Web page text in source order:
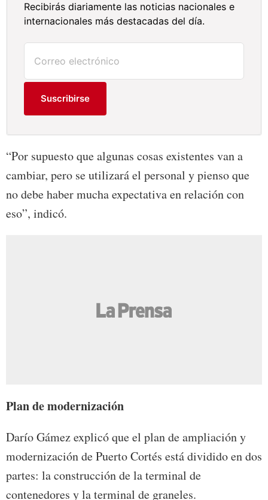
Recibirás diariamente las noticias nacionales e
internacionales más destacadas del día.
Suscribirse
“Por supuesto que algunas cosas existentes van a
cambiar, pero se utilizará el personal y pienso que
no debe haber mucha expectativa en relación con
eso”, indicó.
Plan de modernización
Darío Gámez explicó que el plan de ampliación y
modernización de Puerto Cortés está dividido en dos
partes: la construcción de la terminal de
contenedores y la terminal de graneles.